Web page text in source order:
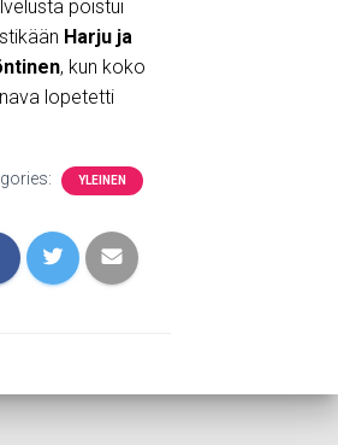
poistui
Harju ja
, kun koko
lopetetti
YLEINEN